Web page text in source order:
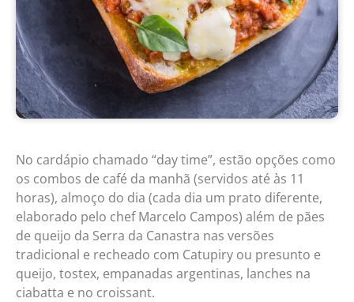
No cardápio chamado “day time”, estão opções como
os combos de café da manhã (servidos até às 11
horas), almoço do dia (cada dia um prato diferente,
elaborado pelo chef Marcelo Campos) além de pães
de queijo da Serra da Canastra nas versões
tradicional e recheado com Catupiry ou presunto e
queijo, tostex, empanadas argentinas, lanches na
ciabatta e no croissant.